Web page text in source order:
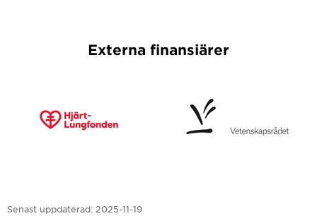
Externa finansiärer
Senast uppdaterad: 2025-11-19